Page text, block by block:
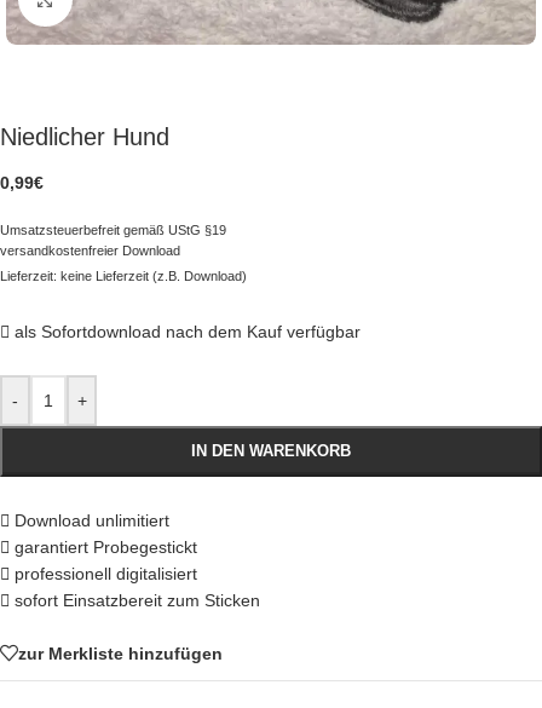
Niedlicher Hund
0,99€
Umsatzsteuerbefreit gemäß UStG §19
versandkostenfreier Download
Lieferzeit: keine Lieferzeit (z.B. Download)
als Sofortdownload nach dem Kauf verfügbar
- +
IN DEN WARENKORB
Download unlimitiert
garantiert Probegestickt
professionell digitalisiert
sofort Einsatzbereit zum Sticken
zur Merkliste hinzufügen